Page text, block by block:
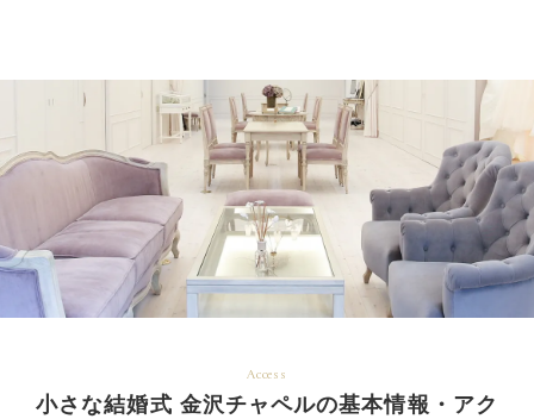
Access
小さな結婚式 金沢チャペルの基本情報・アク